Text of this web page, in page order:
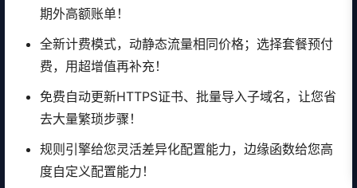
期外高额账单！
全新计费模式，动静态流量相同价格；选择套餐预付
费，用超增值再补充！
免费自动更新HTTPS证书、批量导入子域名，让您省
去大量繁琐步骤！
规则引擎给您灵活差异化配置能力，边缘函数给您高
度自定义配置能力！